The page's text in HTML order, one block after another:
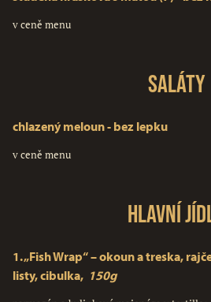
v ceně menu
Saláty
chlazený meloun - bez lepku
v ceně menu
Hlavní
1.„Fish Wrap“ – okoun a treska,
listy, cibulka, 150g